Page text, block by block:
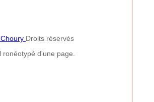
Droits réservés
ronéotypé d'une page.